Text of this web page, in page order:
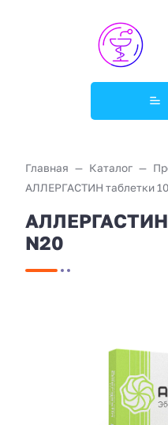
Главная Каталог
АЛЛЕРГАСТИН таблетки
АЛЛЕРГАСТИН
N20